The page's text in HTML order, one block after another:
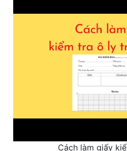
Cách làm giấy